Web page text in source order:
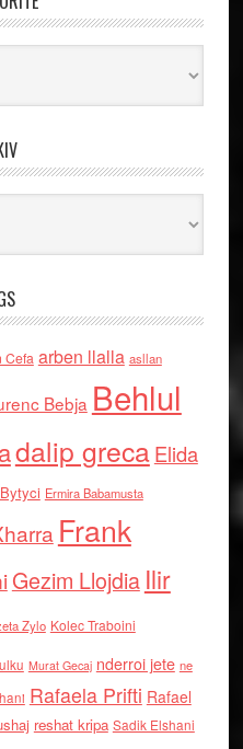
Cefa arben llalla asllan
Bebja Behlul
dalip grecaElida
Ermira Babamusta
Frank
Gezim Llojdia Ilir
Zylo Kolec Traboini
Murat Gecaj nderroi jete ne
Rafaela Prifti Rafael
reshat kripa Sadik Elshani